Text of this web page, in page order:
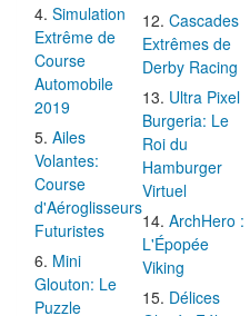
Simulation
Extrême de
Course
Automobile
2019
Ailes
Volantes:
Course
d'Aéroglisseurs
Futuristes
Mini
Glouton: Le
Puzzle
Cascades
Extrêmes de
Derby Racing
Ultra Pixel
Burgeria: Le
Roi du
Hamburger
Virtuel
ArchHero :
L'Épopée
Viking
Délices